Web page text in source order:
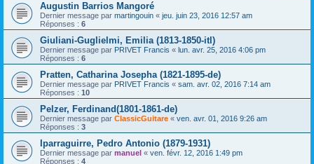
Augustin Barrios Mangoré
Dernier message par martingouin « jeu. juin 23, 2016 12:57 am
Réponses : 6
Giuliani-Guglielmi, Emilia (1813-1850-itl)
Dernier message par PRIVET Francis « lun. avr. 25, 2016 4:06 pm
Réponses : 6
Pratten, Catharina Josepha (1821-1895-de)
Dernier message par PRIVET Francis « sam. avr. 02, 2016 7:14 am
Réponses : 10
Pelzer, Ferdinand(1801-1861-de)
Dernier message par ClassicGuitare « ven. avr. 01, 2016 9:26 am
Réponses : 3
Iparraguirre, Pedro Antonio (1879-1931)
Dernier message par manuel « ven. févr. 12, 2016 1:49 pm
Réponses : 4